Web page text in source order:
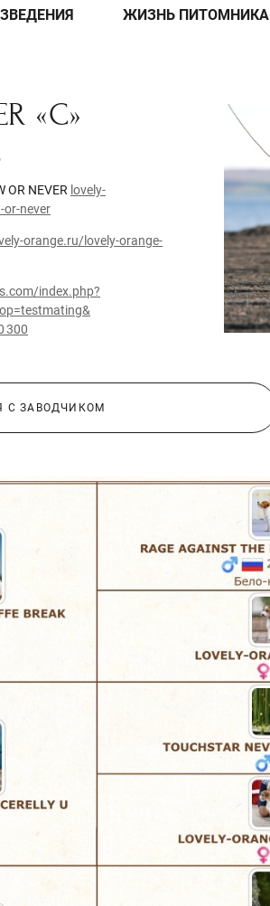
ЖИЗНЬ ПИТОМНИКА
«С»
OR NEVER lovely-
or-never
orange.ru/lovely-orange-
index.php?
300
С ЗАВОДЧИКОМ